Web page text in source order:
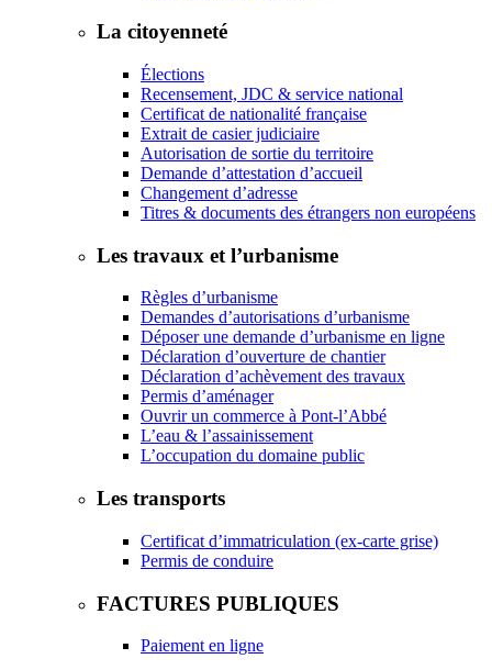
La citoyenneté
Élections
Recensement, JDC & service national
Certificat de nationalité française
Extrait de casier judiciaire
Autorisation de sortie du territoire
Demande d’attestation d’accueil
Changement d’adresse
Titres & documents des étrangers non européens
Les travaux et l’urbanisme
Règles d’urbanisme
Demandes d’autorisations d’urbanisme
Déposer une demande d’urbanisme en ligne
Déclaration d’ouverture de chantier
Déclaration d’achèvement des travaux
Permis d’aménager
Ouvrir un commerce à Pont-l’Abbé
L’eau & l’assainissement
L’occupation du domaine public
Les transports
Certificat d’immatriculation (ex-carte grise)
Permis de conduire
FACTURES PUBLIQUES
Paiement en ligne